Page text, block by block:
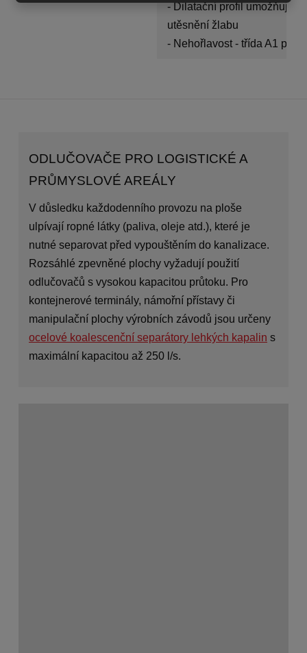
- Dilatační profil umožňuje
utěsnění žlabu
- Nehořlavost - třída A1
ODLUČOVAČE PRO LOGISTICKÉ A
PRŮMYSLOVÉ AREÁLY
V důsledku každodenního provozu na ploše
ulpívají ropné látky (paliva, oleje atd.), které je
nutné separovat před vypouštěním do kanalizace.
Rozsáhlé zpevněné plochy vyžadují použití
odlučovačů s vysokou kapacitou průtoku. Pro
kontejnerové terminály, námořní přístavy či
manipulační plochy výrobních závodů jsou určeny
ocelové koalescenční separátory lehkých kapalin s
maximální kapacitou až 250 l/s.